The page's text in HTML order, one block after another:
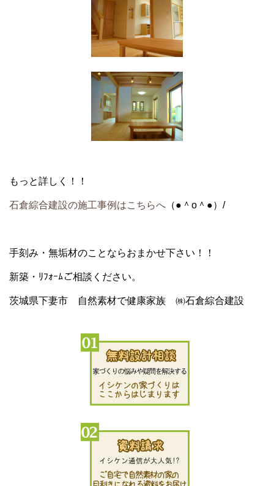
もっと詳しく！！
石倉綜合建設の施工事例はこちらへ （●＾o＾●）/
手刻み・無垢材のことならおまかせ下さい！！
新築・ﾘﾌｫｰﾑご相談ください。
茨城県下妻市 自然素材で健康家族 ㈱石倉綜合建設